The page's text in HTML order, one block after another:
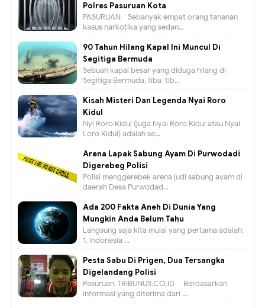
Polres Pasuruan Kota
PASURUAN - Sebanyak empat orang tahanan
kasus narkotika yang sedan...
90 Tahun Hilang Kapal Ini Muncul Di
Segitiga Bermuda
Sebuah kapal besar yang diduga hilang di
Segitiga Bermuda, tiba-tib...
Kisah Misteri Dan Legenda Nyai Roro
Kidul
Nyi Roro Kidul (juga Nyai Roro Kidul atau Nyai
Loro Kidul) adalah se...
Arena Lapak Sabung Ayam Di Purwodadi
Digerebeg Polisi
Polisi menggerebek arena judi sabung ayam di
daerah Desa Purwodad...
Ada 200 Fakta Aneh Di Dunia Yang
Mungkin Anda Belum Tahu
Langsung saja kita mulai yang pertama adalah:
1. Indonesia ...
Pesta Sabu Di Prigen, Dua Tersangka
Digelandang Polisi
Pasuruan, TRIBUNUS.CO.ID - Berdasarkan
informasi yang diterima dari ...